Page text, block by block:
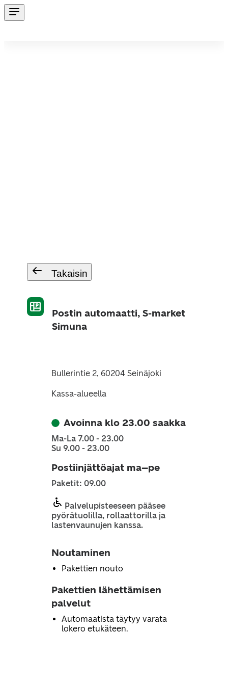
Takaisin
Postin automaatti, S-market
Simuna
Bullerintie 2, 60204 Seinäjoki
Kassa-alueella
Avoinna klo 23.00 saakka
Ma-La 7.00 - 23.00
Su 9.00 - 23.00
Postiinjättöajat ma–pe
Paketit: 09.00
Palvelupisteeseen pääsee
pyörätuolilla, rollaattorilla ja
lastenvaunujen kanssa.
Noutaminen
Pakettien nouto
Pakettien lähettämisen
palvelut
Automaatista täytyy varata
lokero etukäteen.